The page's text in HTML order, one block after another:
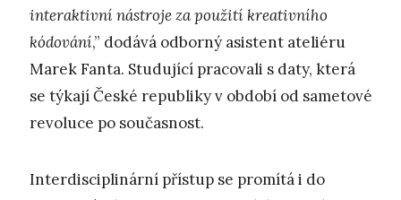
interaktivní nástroje za použití kreativního
kódování,” dodává odborný asistent ateliéru
Marek Fanta. Studující pracovali s daty, která
se týkají České republiky v období od sametové
revoluce po současnost.
Interdisciplinární přístup se promítá i do